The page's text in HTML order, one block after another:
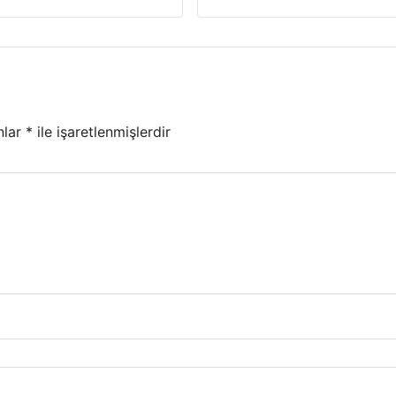
* ile işaretlenmişlerdir